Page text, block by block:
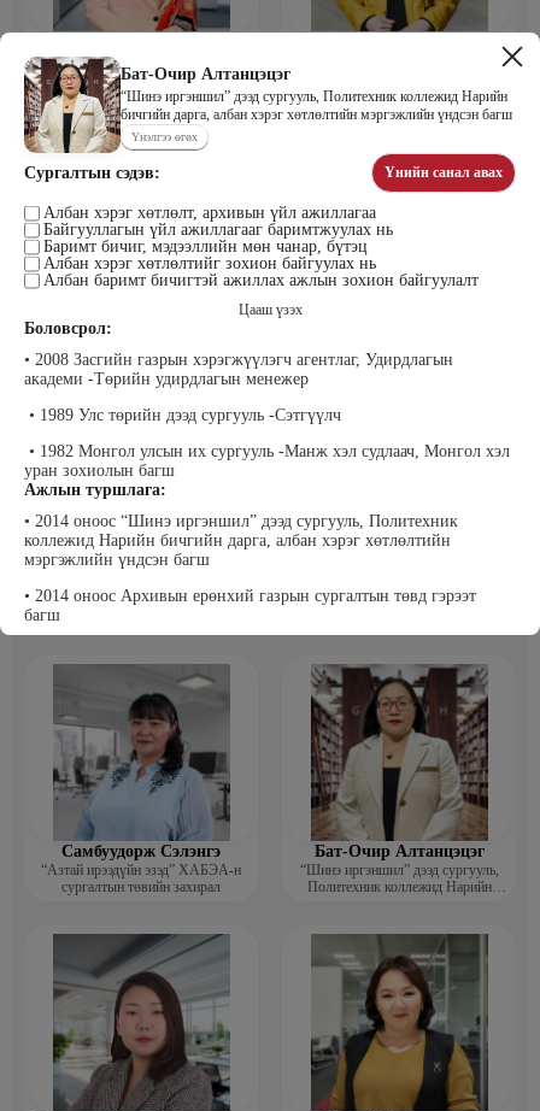
Бат-Очир Алтанцэцэг
“Шинэ иргэншил” дээд сургууль, Политехник коллежид Нарийн
бичгийн дарга, албан хэрэг хөтлөлтийн мэргэжлийн үндсэн багш
Үнэлгээ өгөх
Сургалтын сэдэв: Үнийн санал авах
Албан хэрэг хөтлөлт, архивын үйл ажиллагаа
Байгууллагын үйл ажиллагааг баримтжуулах нь
Баримт бичиг, мэдээллийн мөн чанар, бүтэц
Албан хэрэг хөтлөлтийг зохион байгуулах нь
Албан баримт бичигтэй ажиллах ажлын зохион байгуулалт
Цааш үзэх
Боловсрол:
• 2008 Засгийн газрын хэрэгжүүлэгч агентлаг, Удирдлагын
академи -Төрийн удирдлагын менежер
• 1989 Улс төрийн дээд сургууль -Сэтгүүлч
• 1982 Монгол улсын их сургууль -Манж хэл судлаач, Монгол хэл
уран зохиолын багш
Ажлын туршлага:
• 2014 оноос “Шинэ иргэншил” дээд сургууль, Политехник
коллежид Нарийн бичгийн дарга, албан хэрэг хөтлөлтийн
мэргэжлийн үндсэн багш
• 2014 оноос Архивын ерөнхий газрын сургалтын төвд гэрээт
багш
Ерөнхий Газрын Судалгаа, арга зүй, хяналтын хэлтэст -Архив,
албан хэрэг хөтлөлтийн улсын байцаагч, ахлах мэргэжилтэн
• 1982-2000 Монгол улсын үндэсний Төв архив -Манж хэлний
орчуулагч, архивч, эрдэм шинжилгээний ажилтан, судлаач,
тасгийн дарга,
- Захиргааны удирдлагын хэлтэс -Салбарын болон агентлагийн
мониторинг хяналт шинжилгээ үнэлгээ хариуцсан ахлах
мэргэжилтэн
Удирдахуйн ухаан менежментийн
академийн захирал
Программист, График дизайнер,
Хүнс, Хөдөө Аж Ахуйн Төсөл,
Судалгааны платформ -Үүсгэн
байгуулагч
Компьютер график дизайнер
Самбуудорж Сэлэнгэ
“Азтай ирээдүйн эзэд” ХАБЭА-н
сургалтын төвийн захирал
Бат-Очир Алтанцэцэг
“Шинэ иргэншил” дээд сургууль,
Политехник коллежид Нарийн
багш